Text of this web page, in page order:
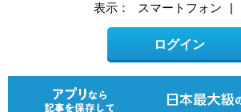
表示： スマートフォン |
ログイン